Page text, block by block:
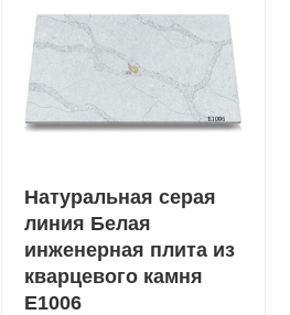
Натуральная серая
линия Белая
инженерная плита из
кварцевого камня
E1006